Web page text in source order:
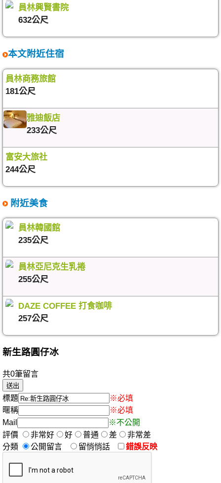
員林興賢書院
632公尺
本文附近住宿
員林商務旅館
181公尺
雅迪飯店
233公尺
富安大旅社
244公尺
附近美食
員林韓國館
235公尺
員林亞尼克生乳捲
255公尺
DAZE COFFEE 打食咖啡
257公尺
新生路圓仔冰
共0筆留言
標題
※必填
暱稱
※必填
Mail
※不公開
評價
非常好 好 普通 差
非常差
分類
公開留言 留悄悄話 錯誤反映